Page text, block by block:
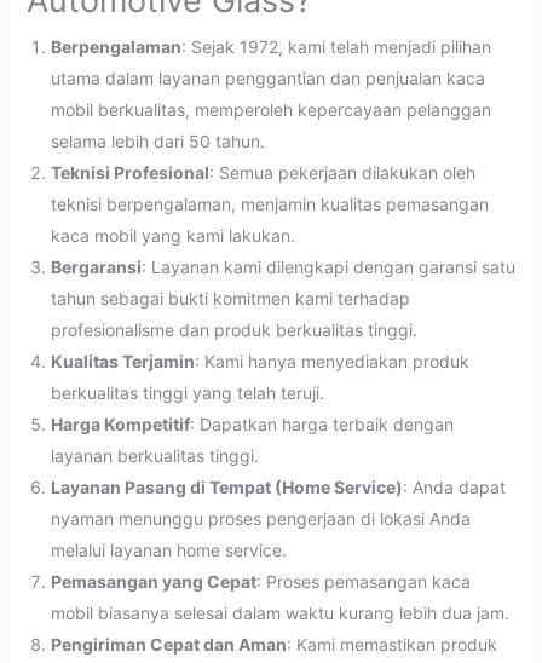
Berpengalaman: Sejak 1972, kami telah menjadi pilihan
utama dalam layanan penggantian dan penjualan kaca
mobil berkualitas, memperoleh kepercayaan pelanggan
selama lebih dari 50 tahun.
Teknisi Profesional: Semua pekerjaan dilakukan oleh
teknisi berpengalaman, menjamin kualitas pemasangan
kaca mobil yang kami lakukan.
Bergaransi: Layanan kami dilengkapi dengan garansi satu
tahun sebagai bukti komitmen kami terhadap
profesionalisme dan produk berkualitas tinggi.
Kualitas Terjamin: Kami hanya menyediakan produk
berkualitas tinggi yang telah teruji.
Harga Kompetitif: Dapatkan harga terbaik dengan
layanan berkualitas tinggi.
Layanan Pasang di Tempat (Home Service): Anda dapat
nyaman menunggu proses pengerjaan di lokasi Anda
melalui layanan home service.
Pemasangan yang Cepat: Proses pemasangan kaca
mobil biasanya selesai dalam waktu kurang lebih dua jam.
Pengiriman Cepat dan Aman: Kami memastikan produk